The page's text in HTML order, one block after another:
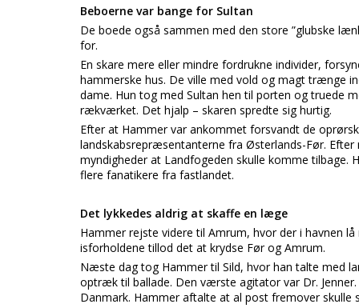
Beboerne var bange for Sultan
De boede også sammen med den store ”glubske
for.
En skare mere eller mindre fordrukne individer,
hammerske hus. De ville med vold og magt trænge
dame. Hun tog med Sultan hen til porten og truede
rækværket. Det hjalp – skaren spredte sig hurtig.
Efter at Hammer var ankommet forsvandt de
landskabsrepræsentanterne fra Østerlands-Før.
myndigheder at Landfogeden skulle komme tilbage.
flere fanatikere fra fastlandet.
Det lykkedes aldrig at skaffe en læge
Hammer rejste videre til Amrum, hvor der i havnen
isforholdene tillod det at krydse Før og Amrum.
Næste dag tog Hammer til Sild, hvor han talte med
optræk til ballade. Den værste agitator var Dr.
Danmark. Hammer aftalte at al post fremover skulle